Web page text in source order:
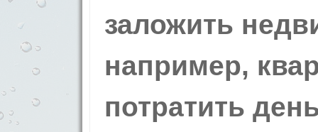
заложить
например,
потратить